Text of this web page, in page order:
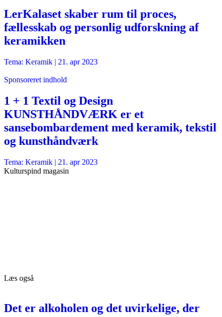
LerKalaset skaber rum til proces,
fællesskab og personlig udforskning af
keramikken
Tema: Keramik | 21. apr 2023
Sponsoreret indhold
1 + 1 Textil og Design
KUNSTHÅNDVÆRK er et
sansebombardement med keramik, tekstil
og kunsthåndværk
Tema: Keramik | 21. apr 2023
Kulturspind magasin
Læs også
Det er alkoholen og det uvirkelige, der